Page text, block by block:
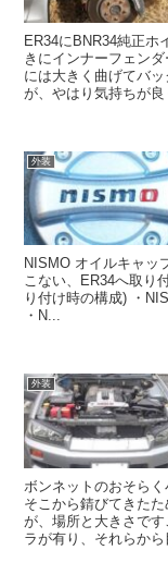
ER34にBNR34純正ホ
きにインナーフェン
には大きく曲げてバ
が、やはり気持ちが良
外装
NISMO オイルキャッ
こない、ER34へ取り
り付け時の構成) ・
・N...
外装
ボンネットのおそら
そこから錆びてきた
が、場所と大きさで
ラが有り、それらか